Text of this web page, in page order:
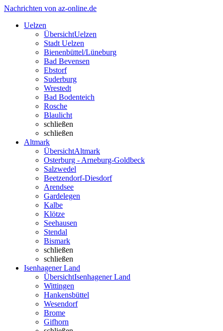
Nachrichten von az-online.de
Uelzen
ÜbersichtUelzen
Stadt Uelzen
Bienenbüttel/Lüneburg
Bad Bevensen
Ebstorf
Suderburg
Wrestedt
Bad Bodenteich
Rosche
Blaulicht
schließen
schließen
Altmark
ÜbersichtAltmark
Osterburg - Arneburg-Goldbeck
Salzwedel
Beetzendorf-Diesdorf
Arendsee
Gardelegen
Kalbe
Klötze
Seehausen
Stendal
Bismark
schließen
schließen
Isenhagener Land
ÜbersichtIsenhagener Land
Wittingen
Hankensbüttel
Wesendorf
Brome
Gifhorn